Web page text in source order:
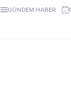
Parkı’ndaki “flamingo
diğer uygulamaların
GÜNDEM HABER